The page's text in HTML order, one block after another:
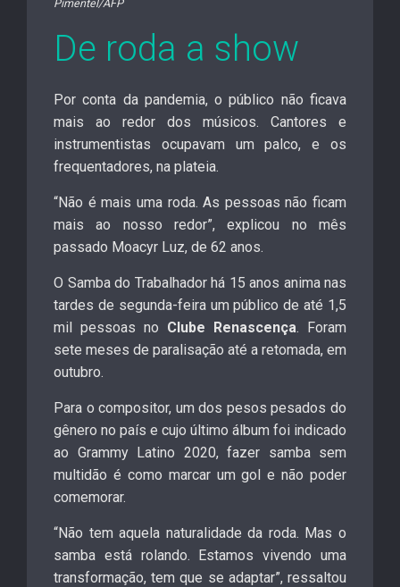
Pimentel/AFP
De roda a show
Por conta da pandemia,o público não ficava
mais ao redor dos músicos. Cantores e
instrumentistas ocupavam um palco, e os
frequentadores, na plateia.
“Não é mais uma roda. As pessoas não ficam
mais ao nosso redor”, explicou no mês
passado Moacyr Luz, de 62 anos.
O Samba do Trabalhador há 15 anos anima nas
tardes de segunda-feira um público de até 1,5
mil pessoas no Clube Renascença. Foram
sete meses de paralisação até a retomada, em
outubro.
Para o compositor, um dos pesos pesados do
gênero no país e cujo último álbum foi indicado
ao Grammy Latino 2020, fazer samba sem
multidão é como marcar um gol e não poder
comemorar.
“Não tem aquela naturalidade da roda. Mas o
samba está rolando. Estamos vivendo uma
transformação, tem que se adaptar”, ressaltou